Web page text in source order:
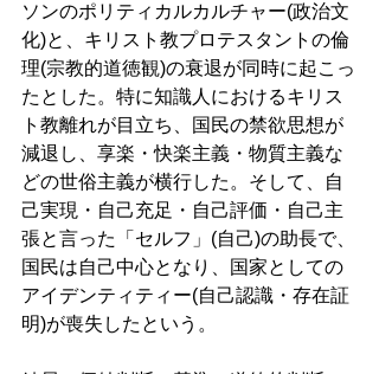
ソンのポリティカルカルチャー(政治文
化)と、キリスト教プロテスタントの倫
理(宗教的道徳観)の衰退が同時に起こっ
たとした。特に知識人におけるキリス
ト教離れが目立ち、国民の禁欲思想が
減退し、享楽・快楽主義・物質主義な
どの世俗主義が横行した。そして、自
己実現・自己充足・自己評価・自己主
張と言った「セルフ」(自己)の助長で、
国民は自己中心となり、国家としての
アイデンティティー(自己認識・存在証
明)が喪失したという。